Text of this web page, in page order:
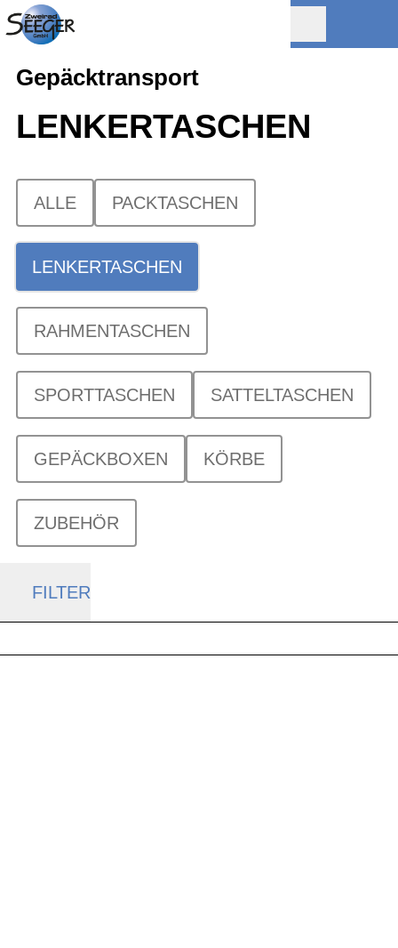
Gepäcktransport
LENKERTASCHEN
ALLE PACKTASCHEN
LENKERTASCHEN
RAHMENTASCHEN
SPORTTASCHEN SATTELTASCHEN
GEPÄCKBOXEN KÖRBE
ZUBEHÖR
FILTER